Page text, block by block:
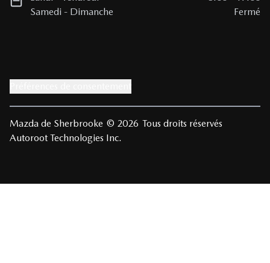
Samedi - Dimanche Fermé
Mazda de Sherbrooke © 2026 Tous droits réservés
Autoroot Technologies Inc.